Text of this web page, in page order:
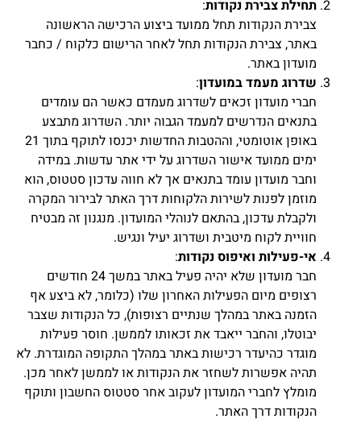
תחילת צבירת נקודות:
צבירת הנקודות תחל ממועד ביצוע הרכישה הראשונה
באתר, צבירת הנקודות תחל לאחר הרישום כלקוח / כחבר
מועדון באתר.
שדרוג מעמד במועדון:
חברי מועדון זכאים לשדרוג מעמדם כאשר הם עומדים
בתנאים הנדרשים למעמד הגבוה יותר. השדרוג מתבצע
באופן אוטומטי, וההטבות החדשות יכנסו לתוקף בתוך 21
ימים ממועד אישור השדרוג על ידי אתר עדשות. במידה
וחבר מועדון עומד בתנאים אך לא חווה עדכון סטטוס, הוא
מוזמן לפנות לשירות הלקוחות דרך האתר לבירור המקרה
ולקבלת עדכון, בהתאם לנוהלי המועדון. מנגנון זה מבטיח
חוויית לקוח מיטבית ושדרוג יעיל ונגיש.
אי-פעילות ואיפוס נקודות:
חבר מועדון שלא יהיה פעיל באתר במשך 24 חודשים
רצופים מיום הפעילות האחרון שלו (כלומר, לא ביצע אף
הזמנה באתר במהלך שנתיים רצופות), כל הנקודות שצבר
יבוטלו, והחבר ייאבד את זכאותו לממשן. חוסר פעילות
מוגדר כהיעדר רכישות באתר במהלך התקופה המוגדרת. לא
תהיה אפשרות לשחזר את הנקודות או לממשן לאחר מכן.
מומלץ לחברי המועדון לעקוב אחר סטטוס החשבון ותוקף
הנקודות דרך האתר.